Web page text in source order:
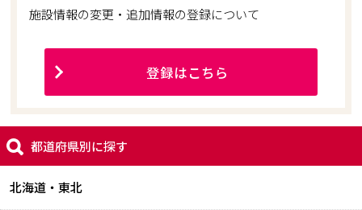
施設情報の変更・追加情報の登録について
登録はこちら
都道府県別に探す
北海道・東北